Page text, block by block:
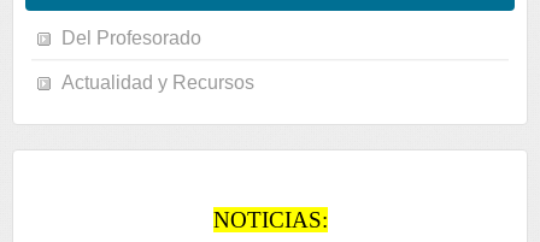
Del Profesorado
Actualidad y Recursos
NOTICIAS: